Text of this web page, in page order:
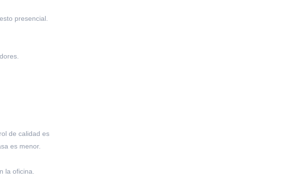
presencial.
de calidad es
es menor.
la oficina.